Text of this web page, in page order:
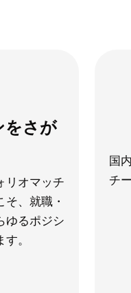
をさが
リオマッチ
、就職・
ゆるポジシ
。
国
チ